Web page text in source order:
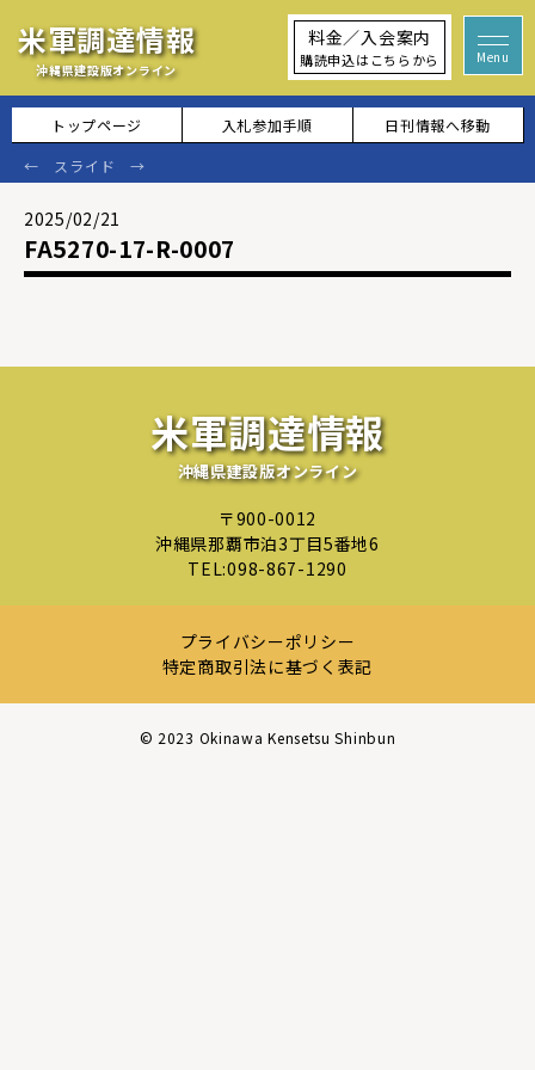
米軍調達情報
沖縄県建設版オンライン
料金／入会案内
購読申込はこちらから
トップページ 入札参加手順 日刊情報へ移動
2025/02/21
FA5270-17-R-0007
米軍調達情報
沖縄県建設版オンライン
〒900-0012
沖縄県那覇市泊3丁目5番地6
TEL:098-867-1290
プライバシーポリシー
特定商取引法に基づく表記
©︎ 2023 Okinawa Kensetsu Shinbun